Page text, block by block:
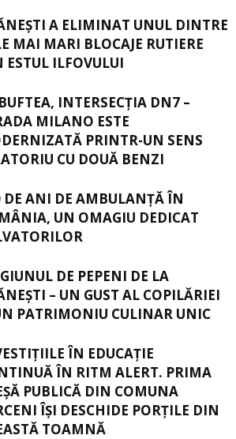
A ELIMINAT UNUL DINTRE
MAI MARI BLOCAJE RUTIERE
ESTUL ILFOVULUI
INTERSECŢIA DN7 –
MILANO ESTE
PRINTR-UN SENS
CU DOUĂ BENZI
DE ANI DE AMBULANȚĂ ÎN
UN OMAGIU DEDICAT
DE PEPENI DE LA
– UN GUST AL COPILĂRIEI
PATRIMONIU CULINAR UNIC
ÎN EDUCAȚIE
ÎN RITM ALERT. PRIMA
PUBLICĂ DIN COMUNA
ÎŞI DESCHIDE PORŢILE DIN
TOAMNĂ